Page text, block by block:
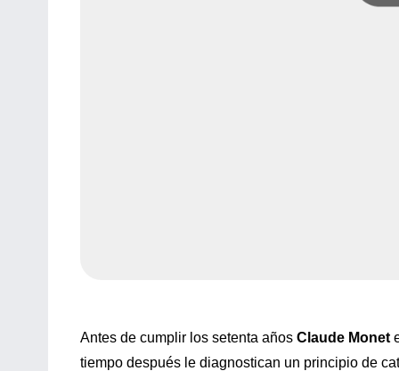
Antes de cumplir los setenta años Claude Monet
tiempo después le diagnostican un principio de